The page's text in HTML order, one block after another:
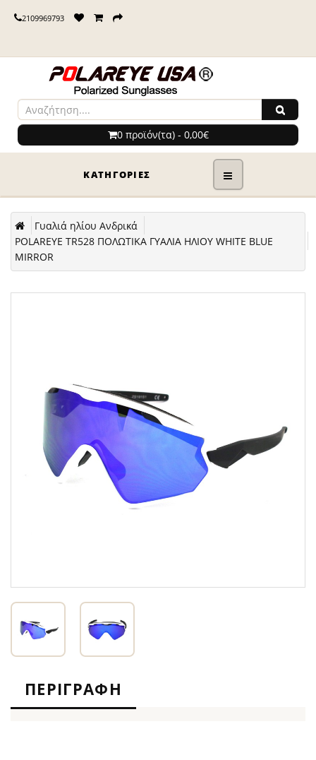
2109969793
0 προϊόν(τα) - 0,00€
ΚΑΤΗΓΟΡΊΕΣ
Γυαλιά ηλίου Ανδρικά
POLAREYE TR528 ΠΟΛΩΤΙΚΑ ΓΥΑΛΙΑ ΗΛΙΟΥ WHITE BLUE
MIRROR
ΠΕΡΙΓΡΑΦΉ